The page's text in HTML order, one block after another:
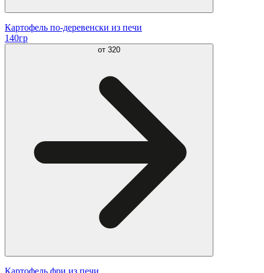
Картофель по-деревенски из печи
140гр
от 320
Картофель фри из печи